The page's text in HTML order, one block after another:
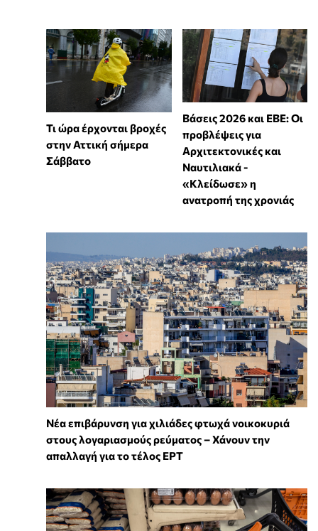
Τι ώρα έρχονται βροχές
στην Αττική σήμερα
Σάββατο
Βάσεις 2026 και ΕΒΕ: Οι
προβλέψεις για
Αρχιτεκτονικές και
Ναυτιλιακά -
«Κλείδωσε» η
ανατροπή της χρονιάς
Νέα επιβάρυνση για χιλιάδες φτωχά νοικοκυριά
στους λογαριασμούς ρεύματος – Χάνουν την
απαλλαγή για το τέλος ΕΡΤ